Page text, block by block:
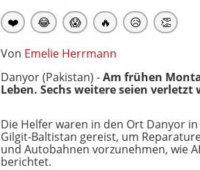
❤️ 😂 😱 🔥 😥 👏
Von Emelie Herrmann
Danyor (Pakistan) -Am frühen
Leben. Sechs weitere seien verletzt
Die Helfer waren in den Ort Danyor
Gilgit-Baltistan gereist, um
und Autobahnen vorzunehmen, wie
berichtet.